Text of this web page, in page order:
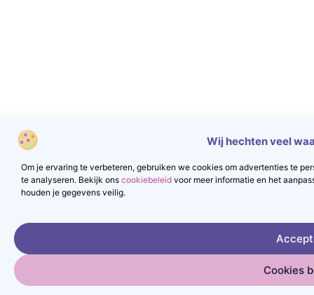
Wij hechten veel
Om je ervaring te verbeteren, gebruiken we cookies om advertenties te
te analyseren. Bekijk ons cookiebeleid voor meer informatie en het
houden je gegevens veilig.
Cookies